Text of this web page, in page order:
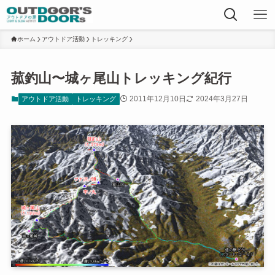
ホーム アウトドア活動 トレッキング
菰釣山〜城ヶ尾山トレッキング紀行
アウトドア活動 トレッキング 2011年12月10日 2024年3月27日